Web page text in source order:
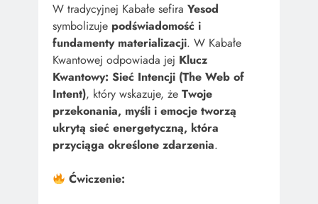
W tradycyjnej Kabałe sefira Yesod
symbolizuje podświadomość i
fundamenty materializacji. W Kabałe
Kwantowej odpowiada jej Klucz
Kwantowy: Sieć Intencji (The Web of
Intent), który wskazuje, że Twoje
przekonania, myśli i emocje tworzą
ukrytą sieć energetyczną, która
przyciąga określone zdarzenia.
Ćwiczenie: